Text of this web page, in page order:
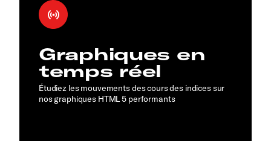
Graphiques en
temps réel
Étudiez les mouvements des cours des indices sur
nos graphiques HTML 5 performants